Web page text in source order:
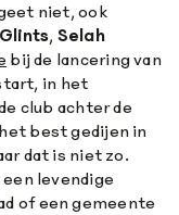
niet, ook
Glints, Selah
bij de lancering van
in het
club achter de
best gedijen in
dat is niet zo.
levendige
of een gemeente